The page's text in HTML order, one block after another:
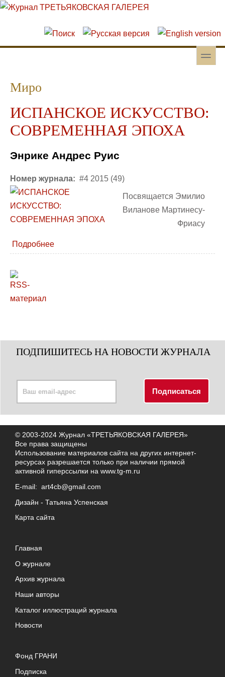
Перейти к основному содержанию
Skip to search
toggle
Миро
ИСПАНСКОЕ ИСКУССТВО:
СОВРЕМЕННАЯ ЭПОХА
Энрике Андрес Руис
Номер журнала: #4 2015 (49)
Посвящается Эмилио
Виланове Мартинесу-
Фриасу
Подробнее
ПОДПИШИТЕСЬ НА НОВОСТИ ЖУРНАЛА
© 2003-2024 Журнал «ТРЕТЬЯКОВСКАЯ ГАЛЕРЕЯ»
Все права защищены
Использование материалов сайта на других интернет-
ресурсах разрешается только при наличии прямой
активной гиперссылки на www.tg-m.ru
E-mail: art4cb@gmail.com
Дизайн - Татьяна Успенская
Карта сайта
Главная
О журнале
Архив журнала
Наши авторы
Каталог иллюстраций журнала
Новости
Фонд ГРАНИ
Подписка